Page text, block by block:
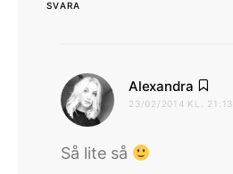
SVARA
Alexandra
23/02/2014 KL. 21:13
Så lite så